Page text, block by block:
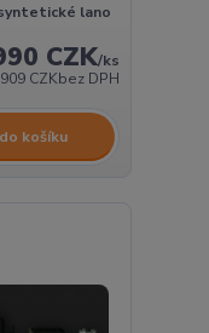
lano
CZK/ks
CZKbez DPH
košíku